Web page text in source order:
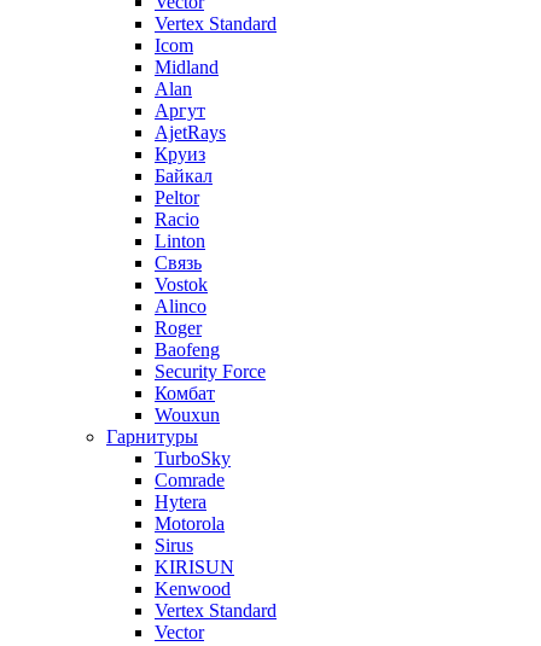
Vertex Standard
Icom
Midland
Alan
Аргут
AjetRays
Круиз
Байкал
Peltor
Racio
Linton
Связь
Vostok
Alinco
Roger
Baofeng
Security Force
Комбат
Wouxun
Гарнитуры
TurboSky
Comrade
Hytera
Motorola
Sirus
KIRISUN
Kenwood
Vertex Standard
Vector